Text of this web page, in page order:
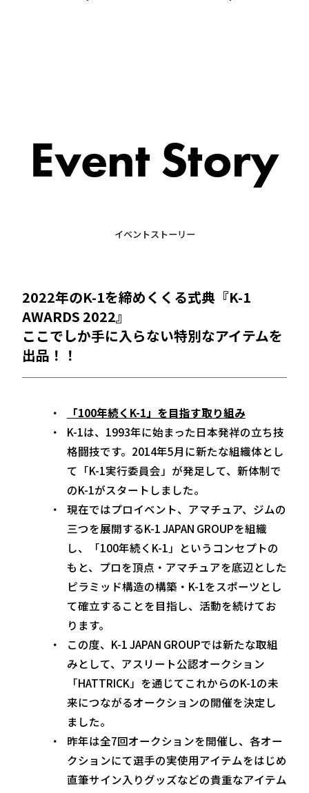
Event Story
イベントストーリー
2022年のK-1を締めくくる式典『K-1
AWARDS 2022』
ここでしか手に入らない特別なアイテムを
出品！！
「100年続くK-1」を目指す取り組み
K-1は、1993年に始まった日本発祥の立ち技
格闘技です。2014年5月に新たな組織体とし
て「K-1実行委員会」が発足して、新体制で
のK-1がスタートしました。
現在ではプロイベント、アマチュア、ジムの
三つを展開するK-1 JAPAN GROUPを組織
し、「100年続くK-1」というコンセプトの
もと、プロを頂点・アマチュアを底辺とした
ピラミッド構造の構築・K-1をスポーツとし
て確立することを目指し、活動を続けてお
ります。
この度、K-1 JAPAN GROUPでは新たな取組
みとして、アスリート公認オークション
「HATTRICK」を通じてこれからのK-1の未
来につながるオークションの開催を決定し
ました。
昨年は全7回オークションを開催し、各オー
クションにて選手の実使用アイテムをはじめ
直筆サイン入りグッズなどの貴重なアイテム